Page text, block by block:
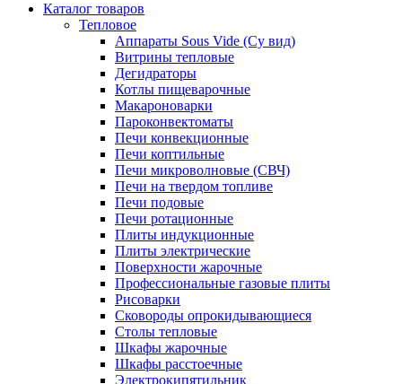
Каталог товаров
Тепловое
Аппараты Sous Vide (Су вид)
Витрины тепловые
Дегидраторы
Котлы пищеварочные
Макароноварки
Пароконвектоматы
Печи конвекционные
Печи коптильные
Печи микроволновые (СВЧ)
Печи на твердом топливе
Печи подовые
Печи ротационные
Плиты индукционные
Плиты электрические
Поверхности жарочные
Профессиональные газовые плиты
Рисоварки
Сковороды опрокидывающиеся
Столы тепловые
Шкафы жарочные
Шкафы расстоечные
Электрокипятильник